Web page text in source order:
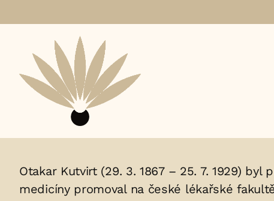
Aktuální
adopční
nájemce:
Životopis
Otakar Kutvirt (29. 3. 1867 – 25. 7. 1929)
medicíny promoval na české lékařské